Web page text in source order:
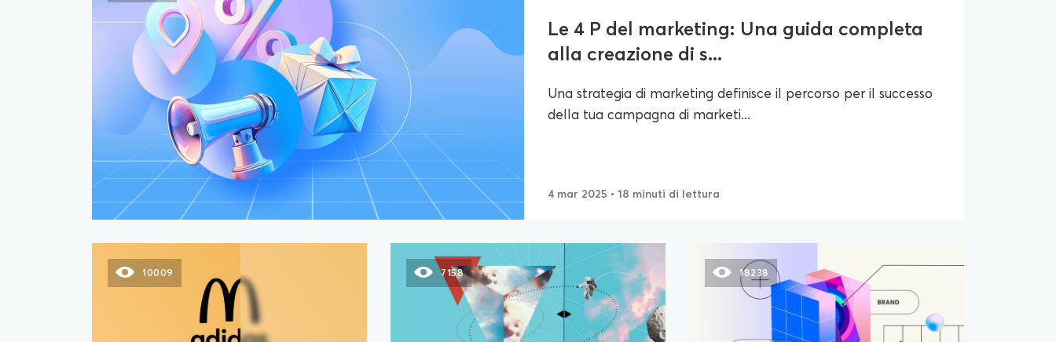
Le 4 P del marketing: Una guida completa
alla creazione di s...
Una strategia di marketing definisce il percorso per il successo
della tua campagna di marketi...
4 mar 2025 • 18 minuti di lettura
10009 7158 18238